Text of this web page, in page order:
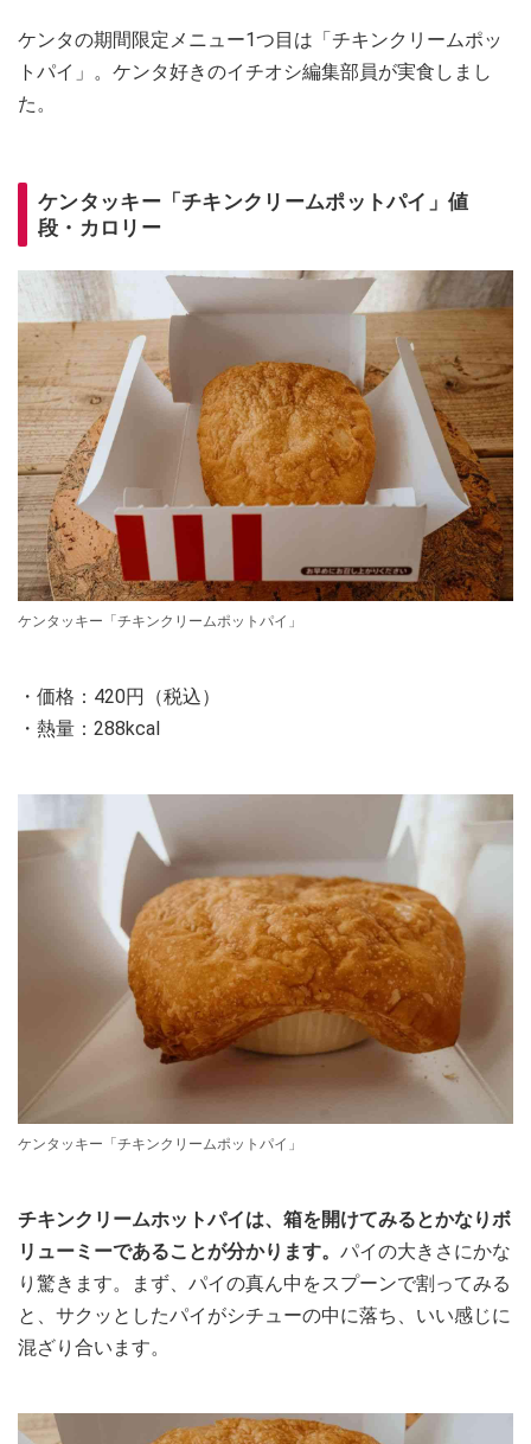
ケンタの期間限定メニュー1つ目は「チキンクリームポッ
トパイ」。ケンタ好きのイチオシ編集部員が実食しまし
た。
ケンタッキー「チキンクリームポットパイ」値
段・カロリー
ケンタッキー「チキンクリームポットパイ」
・価格：420円（税込）
・熱量：288kcal
ケンタッキー「チキンクリームポットパイ」
チキンクリームホットパイは、箱を開けてみるとかなりボ
リューミーであることが分かります。 パイの大きさにかな
り驚きます。まず、パイの真ん中をスプーンで割ってみる
と、サクッとしたパイがシチューの中に落ち、いい感じに
混ざり合います。